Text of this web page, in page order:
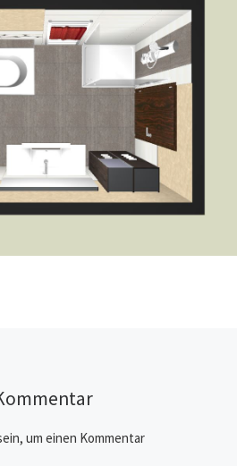
um einen Kommentar